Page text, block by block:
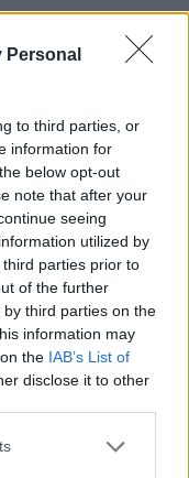
Personal
to third parties, or
information for
below opt-out
note that after your
seeing
utilized by
parties prior to
of the further
third parties on the
information may
the IAB’s List of
disclose it to other
da dietro il
ma non c'è
che pochi